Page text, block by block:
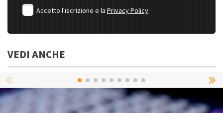
Accetto l'iscrizione e la Privacy Policy
VEDI ANCHE